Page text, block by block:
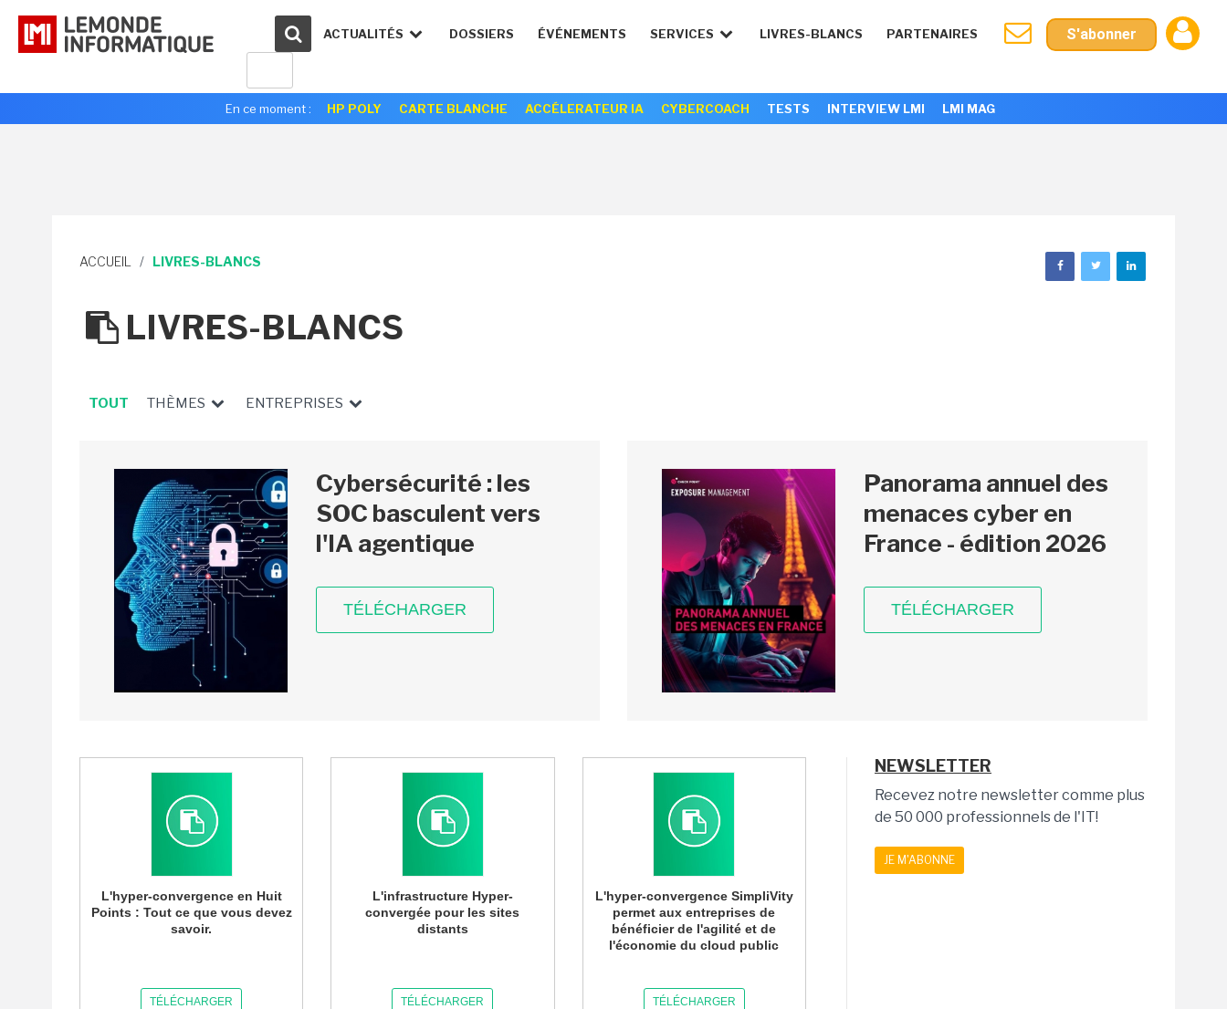
ACTUALITÉS DOSSIERS ÉVÉNEMENTS SERVICES LIVRES-BLANCS PARTENAIRES S'abonner
En ce moment : HP POLY CARTE BLANCHE ACCÉLERATEUR IA CYBERCOACH TESTS INTERVIEW LMI LMI MAG
ACCUEIL / LIVRES-BLANCS
LIVRES-BLANCS
TOUT THÈMES ENTREPRISES
Cybersécurité : les
SOC basculent vers
l'IA agentique
TÉLÉCHARGER
Panorama annuel des
menaces cyber en
France - édition 2026
TÉLÉCHARGER
L'hyper-convergence en Huit
Points : Tout ce que vous devez
savoir.
TÉLÉCHARGER
L'infrastructure Hyper-
convergée pour les sites
distants
TÉLÉCHARGER
L'hyper-convergence SimpliVity
permet aux entreprises de
bénéficier de l'agilité et de
l'économie du cloud public
TÉLÉCHARGER
NEWSLETTER
Recevez notre newsletter comme plus
de 50 000 professionnels de l'IT!
JE M'ABONNE